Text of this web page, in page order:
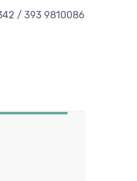
/ 393 9810086